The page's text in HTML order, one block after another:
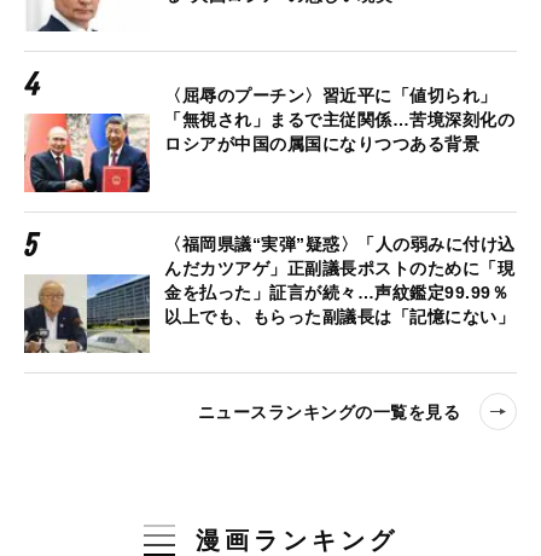
〈屈辱のプーチン〉習近平に「値切られ」
「無視され」まるで主従関係…苦境深刻化の
ロシアが中国の属国になりつつある背景
〈福岡県議“実弾”疑惑〉「人の弱みに付け込
んだカツアゲ」正副議長ポストのために「現
金を払った」証言が続々…声紋鑑定99.99％
以上でも、もらった副議長は「記憶にない」
ニュースランキングの一覧を見る
漫画ランキング